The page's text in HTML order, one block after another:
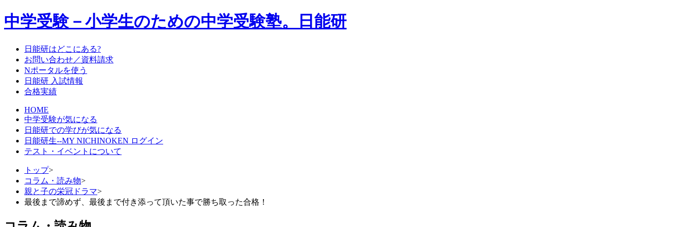
中学受験－小学生のための中学受験塾。日能研
日能研はどこにある?
お問い合わせ／資料請求
Nポータルを使う
日能研 入試情報
合格実績
HOME
中学受験が気になる
日能研での学びが気になる
日能研生--MY NICHINOKEN ログイン
テスト・イベントについて
トップ>
コラム・読み物>
親と子の栄冠ドラマ>
最後まで諦めず、最後まで付き添って頂いた事で勝ち取った合格！